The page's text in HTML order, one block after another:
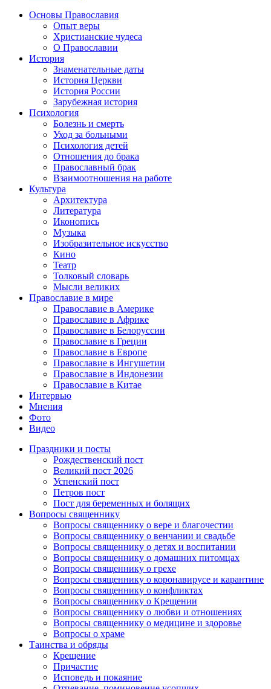
Основы Православия
Опыт веры
Христианские чудеса
О Православии
История
Знаменательные даты
История Церкви
История России
Зарубежная история
Психология
Болезнь и смерть
Уход за больными
Психология детей
Отношения до брака
Православный брак
Взаимоотношения на работе
Культура
Архитектура
Литература
Иконопись
Музыка
Изобразительное искусство
Кино
Театр
Толковый словарь
Мысли великих
Православие в мире
Православие в Америке
Православие в Африке
Православие в Белоруссии
Православие в Греции
Православие в Европе
Православие в Ингушетии
Православие в Индонезии
Православие в Китае
Интервью
Мнения
Фото
Видео
Праздники и посты
Рождественский пост
Великий пост 2026
Успенский пост
Петров пост
Пост для беременных и болящих
Вопросы священнику
Вопросы священнику о вере и благочестии
Вопросы священнику о венчании и свадьбе
Вопросы священнику о детях и воспитании
Вопросы священнику о домашних питомцах
Вопросы священнику о грехе
Вопросы священнику о коронавирусе и карантине
Вопросы священнику о конфликтах
Вопросы священнику о Крещении
Вопросы священнику о любви и отношениях
Вопросы священнику о медицине и здоровье
Вопросы о храме
Таинства и обряды
Крещение
Причастие
Исповедь и покаяние